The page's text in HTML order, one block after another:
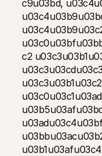
c9u03bd,
c2
u03c3u03b1u03c2